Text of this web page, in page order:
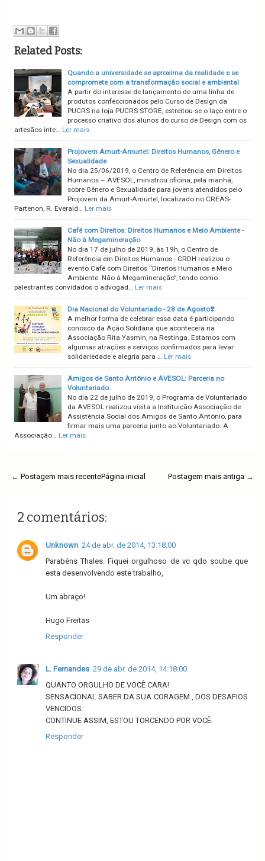
Related Posts:
Quando a universidade se aproxima da realidade e se
compromete com a transformação social e ambiental
A partir do interesse de lançamento de uma linha de
produtos confeccionados pelo Curso de Design da
PUCRS na loja PUCRS STORE, estreitou-se o laço entre o
processo criativo dos alunos do curso de Design com os
artesãos inte… Ler mais
Projovem Amurt-Amurtel: Direitos Humanos, Gênero e
Sexualidade
No dia 25/06/2019, o Centro de Referência em Direitos
Humanos – AVESOL, ministrou oficina, pela manhã,
sobre Gênero e Sexualidade para jovens atendidos pelo
Projovem da Amurt-Amurtel, localizado no CREAS-
Partenon, R. Everald… Ler mais
Café com Direitos: Direitos Humanos e Meio Ambiente -
Não à Megamineração
No dia 17 de julho de 2019, às 19h, o Centro de
Referência em Direitos Humanos - CRDH realizou o
evento Café com Direitos “Direitos Humanos e Meio
Ambiente: Não à Megamineração”, tendo como
palestrantes convidados o advogad… Ler mais
Dia Nacional do Voluntariado - 28 de Agosto❣️
A melhor forma de celebrar essa data é participando
conosco da Ação Solidária que acontecerá na
Associação Rita Yasmin, na Restinga. Estamos com
algumas atrações e serviços confirmados para levar
solidariedade e alegria para … Ler mais
Amigos de Santo Antônio e AVESOL: Parceria no
Voluntariado
No dia 22 de julho de 2019, o Programa de Voluntariado
da AVESOL realizou visita a Instituição Associação de
Assistência Social dos Amigos de Santo Antônio, para
firmar mais uma parceria junto ao Voluntariado. A
Associação… Ler mais
← Postagem mais recente Postagem mais antiga →
Página inicial
2 comentários:
Unknown 24 de abr. de 2014, 13:18:00
Parabéns Thales. Fiquei orgulhoso de vc qdo soube que
esta desenvolvendo este trabalho,
Um abraço!
Hugo Freitas
Responder
L. Fernandes 29 de abr. de 2014, 14:18:00
QUANTO ORGULHO DE VOCÊ CARA!
SENSACIONAL SABER DA SUA CORAGEM , DOS DESAFIOS
VENCIDOS.
CONTINUE ASSIM, ESTOU TORCENDO POR VOCÊ.
Responder